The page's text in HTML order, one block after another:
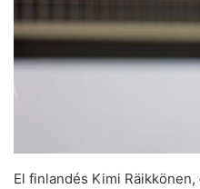
El finlandés Kimi Räikkönen,